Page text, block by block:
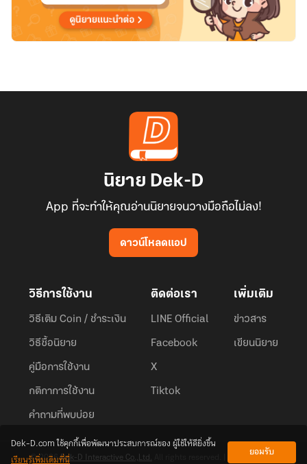
นิยาย Dek-D
App ที่จะทำให้คุณอ่านนิยายจนวางมือถือไม่ลง!
ดาวน์โหลดแอป
วิธีการใช้งาน
วิธีเติม Coin / ชำระเงิน
วิธีซื้อนิยาย
คู่มือการใช้งาน
กติกาการใช้งาน
คำถามที่พบบ่อย
ติดต่อเรา
LINE Official
Facebook
X
Tiktok
เพิ่มเติม
ข่าวสาร
เขียนนิยาย
© 2026Dek-D Interactive Co.,Ltd.
Dek-D.com ใช้คุกกี้เพื่อพัฒนาประสบการณ์ของ ผู้ใช้ให้ดียิ่งขึ้น
เรียนรู้เพิ่มเติมที่นี่
ยอมรับ